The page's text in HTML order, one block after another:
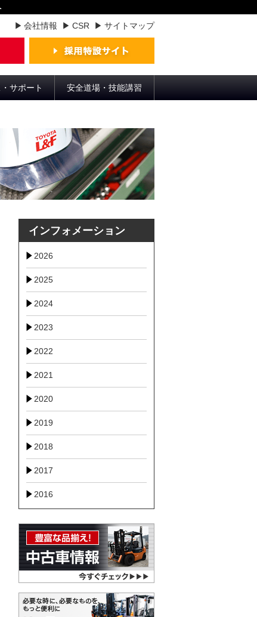
会社情報 CSR サイトマップ
サポート 安全道場・技能講習
インフォメーション
2026
2025
2024
2023
2022
2021
2020
2019
2018
2017
2016